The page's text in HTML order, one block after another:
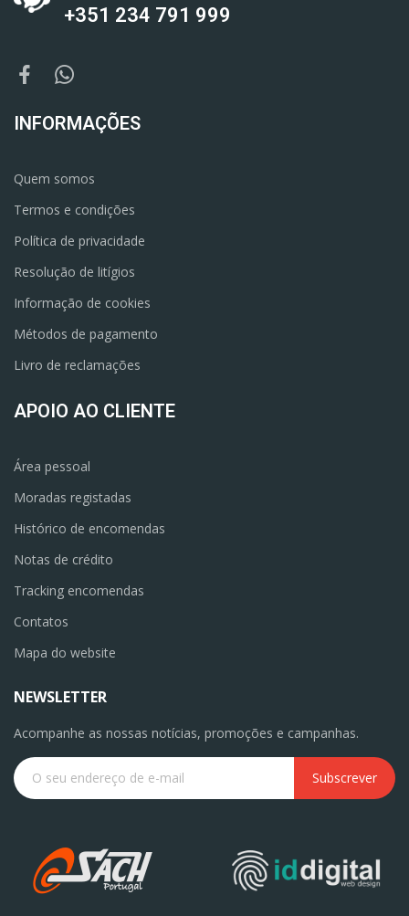
+351 234 791 999
INFORMAÇÕES
Quem somos
Termos e condições
Política de privacidade
Resolução de litígios
Informação de cookies
Métodos de pagamento
Livro de reclamações
APOIO AO CLIENTE
Área pessoal
Moradas registadas
Histórico de encomendas
Notas de crédito
Tracking encomendas
Contatos
Mapa do website
NEWSLETTER
Acompanhe as nossas notícias, promoções e campanhas.
Subscrever